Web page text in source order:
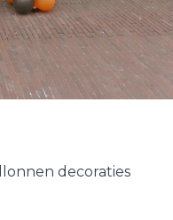
decoraties